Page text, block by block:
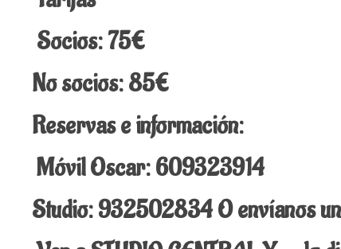
Socios: 75€
No socios: 85€
Reservas e información:
Móvil Oscar: 609323914
Studio: 932502834 O envíanos